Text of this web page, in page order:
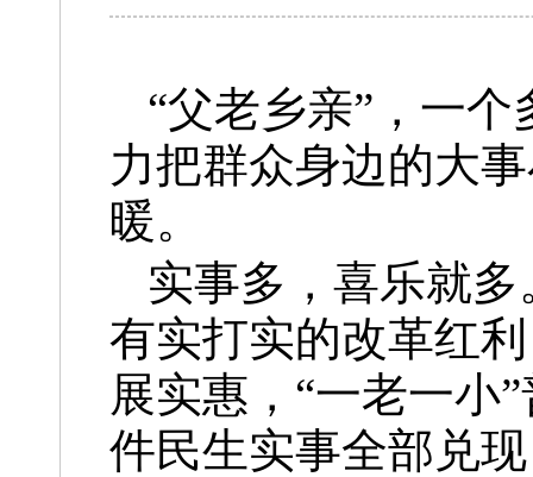
“父老乡亲”，一
力把群众身边的大
暖。
实事多，喜乐就
有实打实的改革红
展实惠，“一老一小
件民生实事全部兑